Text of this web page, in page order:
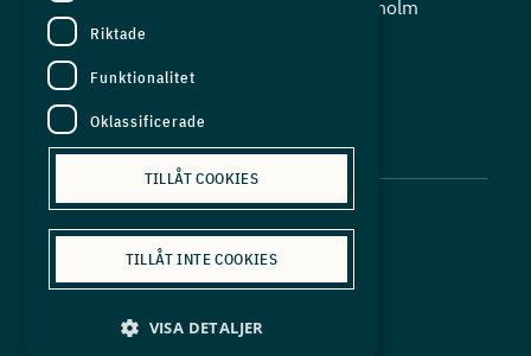
Storgatan 19, Box 5501, 114 85 Stockholm
Organisationsnummer:
556625 - 8389
E-post:
info@industriarbetsgivarna.se
Riktade
Funktionalitet
Oklassificerade
TILLÅT COOKIES
TILLÅT INTE COOKIES
VISA DETALJER